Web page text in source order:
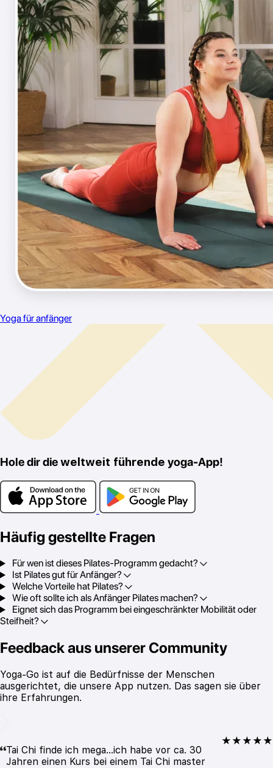
Yoga für anfänger
Hole dir dieweltweit führende yoga-App!
Häufig gestellte Fragen
Für wen ist dieses Pilates-Programm gedacht?
Ist Pilates gut für Anfänger?
Welche Vorteile hat Pilates?
Wie oft sollte ich als Anfänger Pilates machen?
Eignet sich das Programm bei eingeschränkter Mobilität oder
Steifheit?
Feedback aus unserer Community
Yoga-Go ist auf die Bedürfnisse der Menschen
ausgerichtet, die unsere App nutzen. Das sagen sie über
ihre Erfahrungen.
Tai Chi finde ich mega...ich habe vor ca. 30
Jahren einen Kurs bei einem Tai Chi master
★★★★★